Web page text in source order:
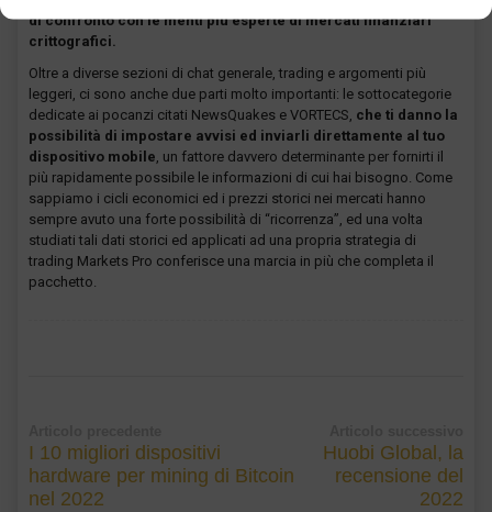
di confronto con le menti più esperte di mercati finanziari
crittografici.
Oltre a diverse sezioni di chat generale, trading e argomenti più
leggeri, ci sono anche due parti molto importanti: le sottocategorie
dedicate ai pocanzi citati NewsQuakes e VORTECS, che ti danno la
possibilità di impostare avvisi ed inviarli direttamente al tuo
dispositivo mobile , un fattore davvero determinante per fornirti il
più rapidamente possibile le informazioni di cui hai bisogno. Come
sappiamo i cicli economici ed i prezzi storici nei mercati hanno
sempre avuto una forte possibilità di “ricorrenza”, ed una volta
studiati tali dati storici ed applicati ad una propria strategia di
trading Markets Pro conferisce una marcia in più che completa il
pacchetto.
I 10 migliori dispositivi
hardware per mining di Bitcoin
nel 2022
Huobi Global, la
recensione del
2022